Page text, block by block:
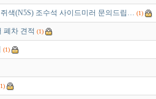
색(N5S) 조수석 사이드미러 문의드립… (1)
폐차 견적 (1)
(1)